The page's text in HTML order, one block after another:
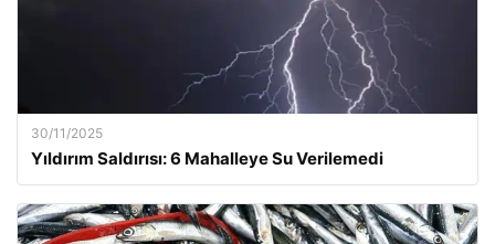
30/11/2025
Yıldırım Saldırısı: 6 Mahalleye Su Verilemedi